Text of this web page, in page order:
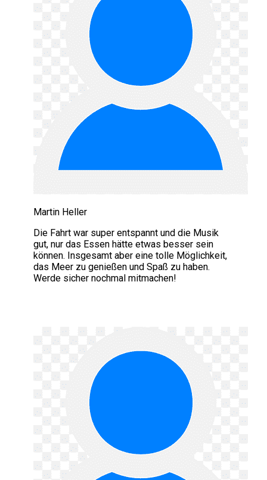
Martin Heller
Die Fahrt war super entspannt und die Musik
gut, nur das Essen hätte etwas besser sein
können. Insgesamt aber eine tolle Möglichkeit,
das Meer zu genießen und Spaß zu haben.
Werde sicher nochmal mitmachen!